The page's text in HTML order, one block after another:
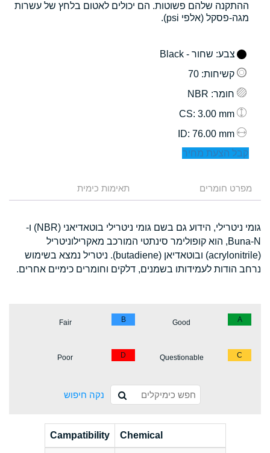
ההתקנה שלהם פשוטות. הם יכולים לאטום בלחץ של עשרות
מגה-פסקל (אלפי psi).
צבע: שחור - Black
קשיחות: 70
חומר: NBR
: 3.00 mm
: 76.00 mm
קבל הצעת מחיר
מפרט חומרים תאימות כימית
גומי ניטרילי, הידוע גם בשם גומי ניטרילי בוטאדיאני (NBR) ו-
Buna-N, הוא קופולימר סינתטי המורכב מאקרילוניטריל
(acrylonitrile) ובוטאדיאן (butadiene). ניטריל נמצא בשימוש
נרחב הודות לעמידותו בשמנים, דלקים וחומרים כימיים אחרים.
A
Good
B
Fair
C
Questionable
D
Poor
נקה חיפוש
Chemical
Campatibility